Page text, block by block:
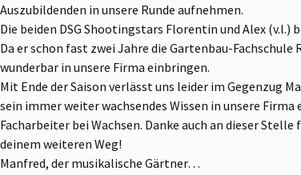
Auszubildenden in unsere Runde aufnehmen.
Die beiden DSG Shootingstars Florentin und Alex (v.l.)
Da er schon fast zwei Jahre die Gartenbau-
wunderbar in unsere Firma einbringen.
Mit Ende der Saison verlässt uns leider im Gegenzug
sein immer weiter wachsendes Wissen in unsere
Facharbeiter bei Wachsen. Danke auch an dieser
deinem weiteren Weg!
Manfred, der musikalische Gärtner…